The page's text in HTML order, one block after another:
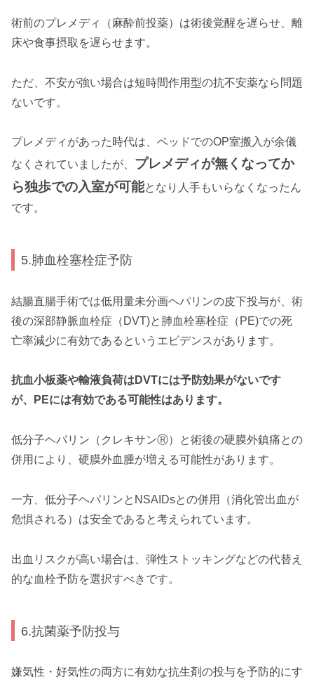
術前のプレメディ（麻酔前投薬）は術後覚醒を遅らせ、離
床や食事摂取を遅らせます。
ただ、不安が強い場合は短時間作用型の抗不安薬なら問題
ないです。
プレメディがあった時代は、ベッドでのOP室搬入が余儀
なくされていましたが、 プレメディが無くなってか
ら独歩での入室が可能となり人手もいらなくなったん
です。
5.肺血栓塞栓症予防
結腸直腸手術では低用量未分画ヘパリンの皮下投与が、術
後の深部静脈血栓症（DVT)と肺血栓塞栓症（PE)での死
亡率減少に有効であるというエビデンスがあります。
抗血小板薬や輸液負荷はDVTには予防効果がないです
が、PEには有効である可能性はあります。
低分子ヘパリン（クレキサンⓇ）と術後の硬膜外鎮痛との
併用により、硬膜外血腫が増える可能性があります。
一方、低分子ヘパリンとNSAIDsとの併用（消化管出血が
危惧される）は安全であると考えられています。
出血リスクが高い場合は、弾性ストッキングなどの代替え
的な血栓予防を選択すべきです。
6.抗菌薬予防投与
嫌気性・好気性の両方に有効な抗生剤の投与を予防的にす